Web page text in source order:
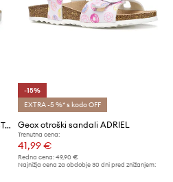
Otroški sandali Geox SANDAL COSTAREI
-15%
EXTRA -5 %* s kodo OFF
Geox otroški sandali ADRIEL
Trenutna cena:
41,99 €
Redna cena: 49,90 €
Najnižja cena za obdobje 30 dni pred znižanjem: